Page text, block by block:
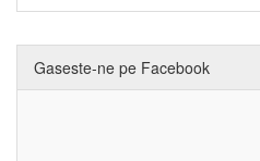
Gaseste-ne pe Facebook